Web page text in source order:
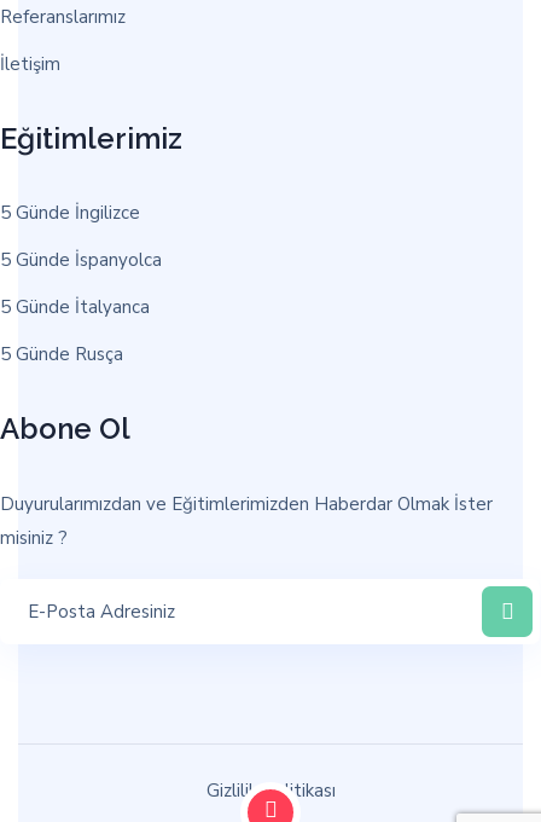
Referanslarımız
İletişim
Eğitimlerimiz
5 Günde İngilizce
5 Günde İspanyolca
5 Günde İtalyanca
5 Günde Rusça
Abone Ol
Duyurularımızdan ve Eğitimlerimizden Haberdar Olmak İster
misiniz ?
Gizlilik Politikası